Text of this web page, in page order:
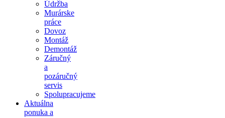
Údržba
Murárske
práce
Dovoz
Montáž
Demontáž
Záručný
a
pozáručný
servis
Spolupracujeme
Aktuálna
ponuka a